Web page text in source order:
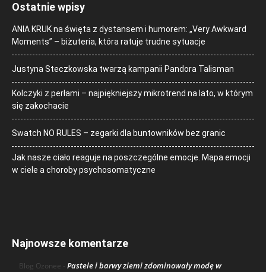
Ostatnie wpisy
ANIA KRUK na święta z dystansem i humorem: „Very Awkward
Moments” – biżuteria, która ratuje trudne sytuacje
Justyna Steczkowska twarzą kampanii Pandora Talisman
Kolczyki z perłami – najpiękniejszy mikrotrend na lato, w którym
się zakochacie
Swatch NO RULES – zegarki dla buntowników bez granic
Jak nasze ciało reaguje na poszczególne emocje. Mapa emocji
w ciele a choroby psychosomatyczne
Najnowsze komentarze
Blog Ozonee - Pastele i barwy ziemi zdominowały modę w